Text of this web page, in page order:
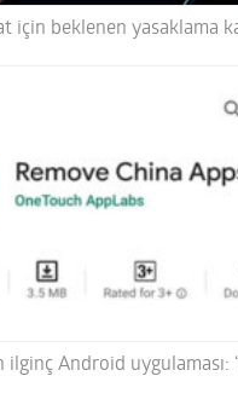
için beklenen yasaklama
Android uygulaması: